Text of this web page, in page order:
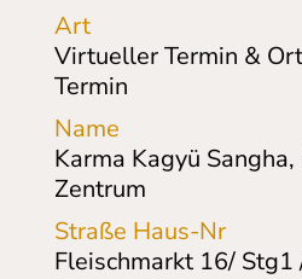
Art
Virtueller Termin &
Termin
Name
Karma Kagyü
Zentrum
Straße Haus-Nr
Fleischmarkt 16/ Stg1